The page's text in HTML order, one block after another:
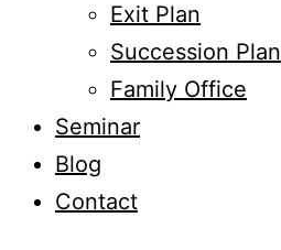
Exit Plan
Succession Plan
Family Office
Seminar
Blog
Contact